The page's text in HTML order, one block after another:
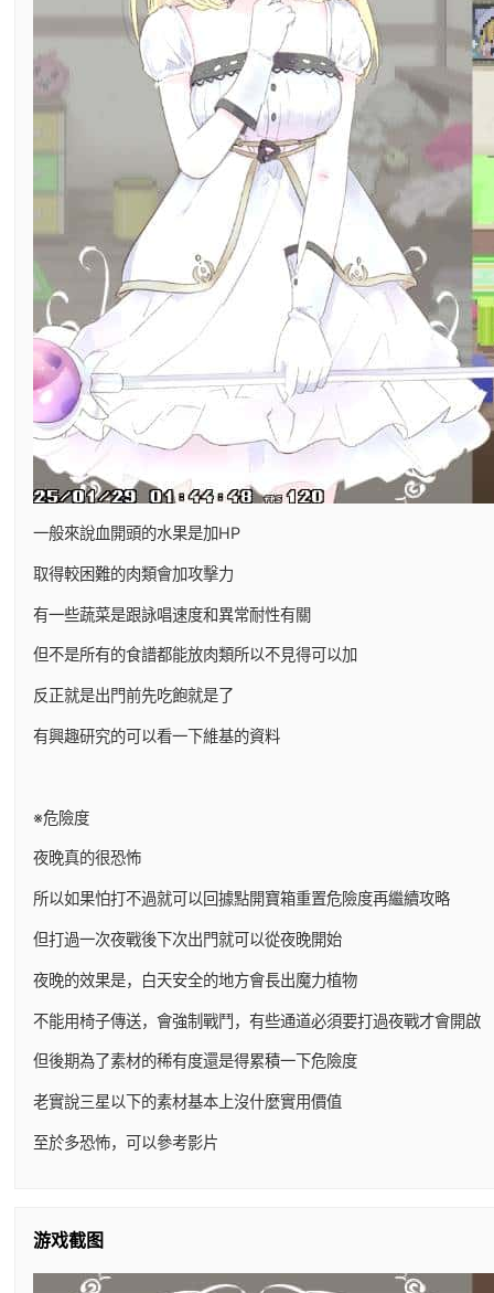
一般來說血開頭的水果是加HP
取得較困難的肉類會加攻擊力
有一些蔬菜是跟詠唱速度和異常耐性有關
但不是所有的食譜都能放肉類所以不見得可以加
反正就是出門前先吃飽就是了
有興趣研究的可以看一下維基的資料
※危險度
夜晚真的很恐怖
所以如果怕打不過就可以回據點開寶箱重置危險度再繼續攻略
但打過一次夜戰後下次出門就可以從夜晚開始
夜晚的效果是，白天安全的地方會長出魔力植物
不能用椅子傳送，會強制戰鬥，有些通道必須要打過夜戰才會開啟
但後期為了素材的稀有度還是得累積一下危險度
老實說三星以下的素材基本上沒什麼實用價值
至於多恐怖，可以參考影片
游戏截图